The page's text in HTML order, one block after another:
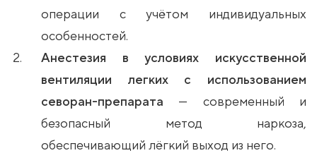
операции с учётом индивидуальных
особенностей.
Анестезия в условиях искусственной
вентиляции легких с использованием
севоран-препарата — современный и
безопасный метод наркоза,
обеспечивающий лёгкий выход из него.